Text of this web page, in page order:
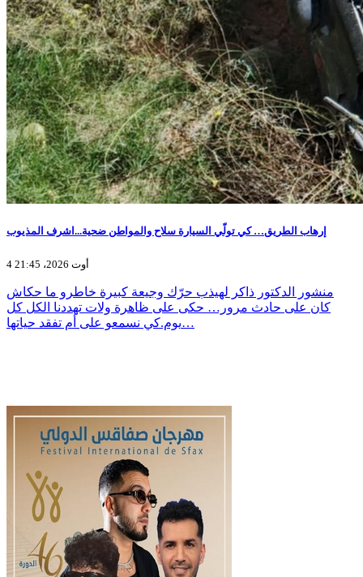
إرهاب الطريق… كي تولّي السيارة سلاح والمواطن ضحية...اشرف المذيوب
4 أوت 2026، 21:45
منشور الدكتور ذاكر لهيذب حرّك وجيعة كبيرة خاطرو ما حكاش
كان على حادث مرور… حكى على ظاهرة ولات تهددنا الكل كل
يوم.كي نسمعو على أم تفقد حياتها…